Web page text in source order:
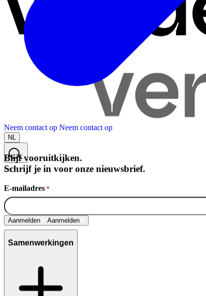
Neem contact op Neem contact op
NL
Expertises
Blijf vooruitkijken.
Schrijf je in voor onze nieuwsbrief.
E-mailadres *
Aanmelden Aanmelden
Samenwerkingen